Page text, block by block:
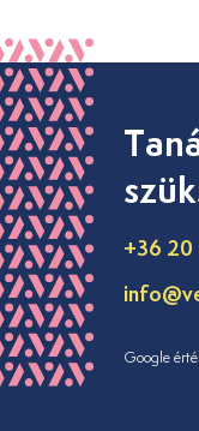
+36 20
Google